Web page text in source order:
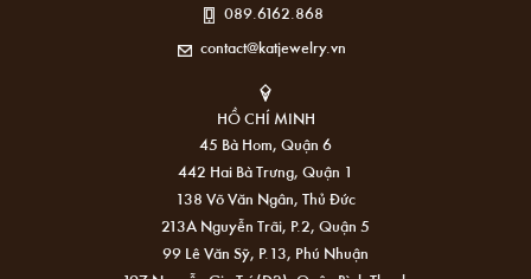
089.6162.868
contact@katjewelry.vn
HỒ CHÍ MINH
45 Bà Hom, Quận 6
442 Hai Bà Trưng, Quận 1
138 Võ Văn Ngân, Thủ Đức
213A Nguyễn Trãi, P.2, Quận 5
99 Lê Văn Sỹ, P.13, Phú Nhuận